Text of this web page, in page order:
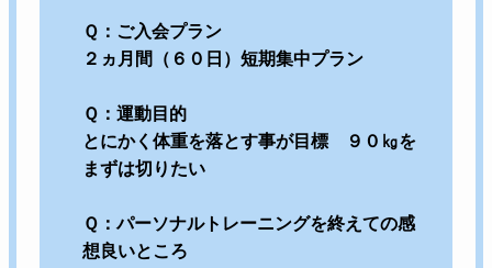
Ｑ：ご入会プラン
２ヵ月間（６０日）短期集中プラン
Ｑ：運動目的
とにかく体重を落とす事が目標 ９０㎏を
まずは切りたい
Ｑ：パーソナルトレーニングを終えての感
想良いところ